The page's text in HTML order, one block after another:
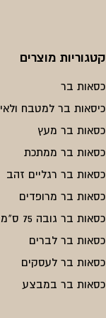
קטגוריות מוצרים
כסאות בר
כיסאות בר למטבח ולאי
כסאות בר מעץ
כסאות בר ממתכת
כסאות בר רגליים זהב
כסאות בר מרופדים
כסאות בר גובה 75 ס"מ
כסאות בר לברים
כסאות בר לעסקים
כסאות בר במבצע